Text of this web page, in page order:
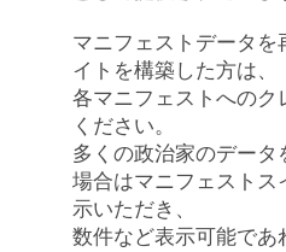
マニフェストデータを
イトを構築した方は、
各マニフェストへのク
ください。
多くの政治家のデータ
場合はマニフェストス
示いただき、
数件など表示可能であ